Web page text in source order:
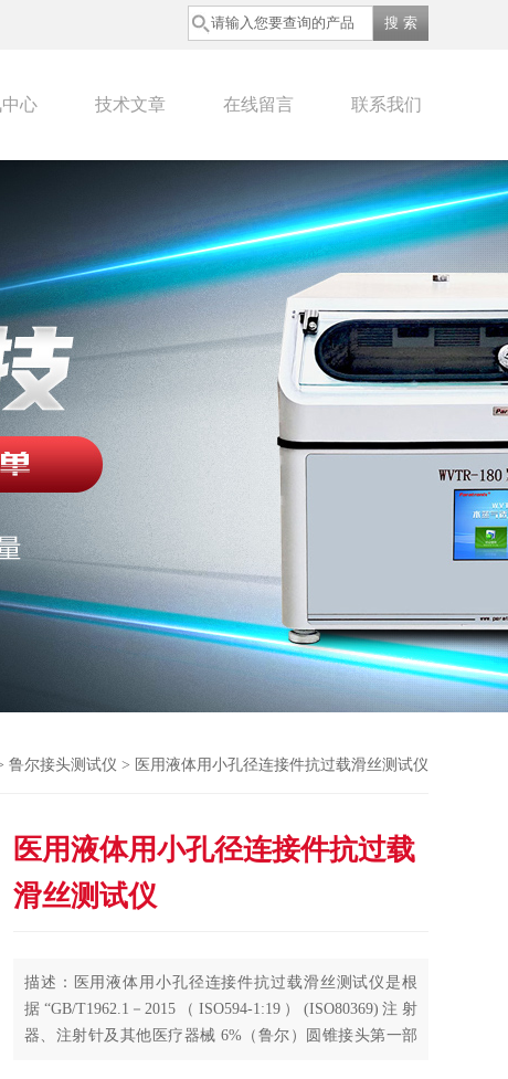
心 技术文章 在线留言 联系我们
鲁尔接头测试仪 > 医用液体用小孔径连接件抗过载滑丝测试仪
医用液体用小孔径连接件抗过载
滑丝测试仪
描述：医用液体用小孔径连接件抗过载滑丝测试仪是根
据“GB/T1962.1－2015（ISO594-1:19）(ISO80369)注射
器、注射针及其他医疗器械 6%（鲁尔）圆锥接头第一部